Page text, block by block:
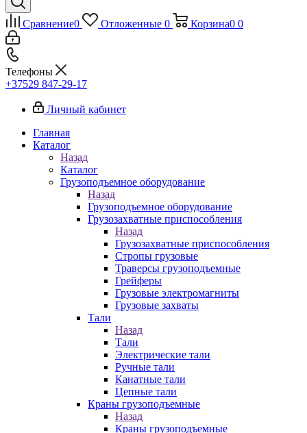
Сравнение0 Отложенные 0 Корзина0 0
Телефоны
+37529 847-29-17‬
Личный кабинет
Главная
Каталог
Назад
Каталог
Грузоподъемное оборудование
Назад
Грузоподъемное оборудование
Грузозахватные приспособления
Назад
Грузозахватные приспособления
Стропы грузовые
Траверсы грузоподъемные
Грейферы
Грузовые электромагниты
Грузовые захваты
Тали
Назад
Тали
Электрические тали
Ручные тали
Канатные тали
Цепные тали
Краны грузоподъемные
Назад
Краны грузоподъемные